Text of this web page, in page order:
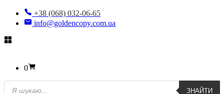
+38 (068) 032-06-65
info@goldencopy.com.ua
0
Пошук
товарів
ЗНАЙТИ